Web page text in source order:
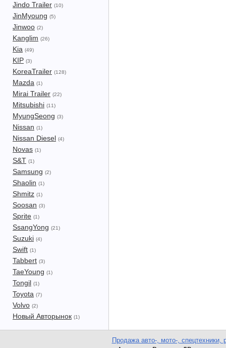
Jindo Trailer (10)
JinMyoung (5)
Jinwoo (2)
Kanglim (26)
Kia (49)
KIP (3)
KoreaTrailer (128)
Mazda (1)
Mirai Trailer (22)
Mitsubishi (11)
MyungSeong (3)
Nissan (1)
Nissan Diesel (4)
Novas (1)
S&T (1)
Samsung (2)
Shaolin (1)
Shmitz (1)
Soosan (3)
Sprite (1)
SsangYong (21)
Suzuki (4)
Swift (1)
Tabbert (3)
TaeYoung (1)
Tongil (1)
Toyota (7)
Volvo (2)
Новый Авторынок (1)
Продажа авто-, мото-, спецтехники,